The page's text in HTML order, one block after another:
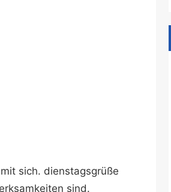
sich. dienstagsgrüße
sind.